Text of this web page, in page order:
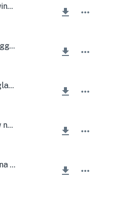
Nakapapawing pagod na Piano Music
Walang hanggan
Gabi ng Taglamig
Sumasayaw ng Ulan
Malungkot na Taglamig